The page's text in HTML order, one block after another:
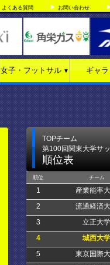
よくある質問 お問い合わせ
女子・フットサル▼ ギャ
TOPチーム
第100回関東大学サ
順位表
順位 チーム
1 産業能率
2 流通経済
3 立正大学
4 城西大学
5 東京国際